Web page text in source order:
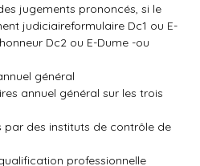
jugements prononcés, si le
judiciaireformulaire Dc1 ou E-
Dc2 ou E-Dume -ou
général
annuel général sur les trois
par des instituts de contrôle de
professionnelle